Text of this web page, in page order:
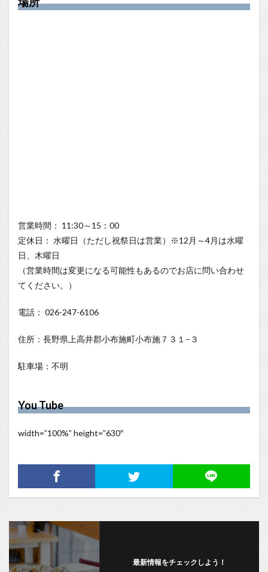
営業時間： 11:30～15：00
定休日： 水曜日（ただし祝祭日は営業）※12月～4月は水曜
日、木曜日
（営業時間は変更になる可能性もあるのでお店に問い合わせ
てください。）
電話： 026-247-6106
住所：長野県上高井郡小布施町小布施７３１−３
駐車場：不明
You Tube
width=”100%” height=”630″
最新情報をチェックしよう！